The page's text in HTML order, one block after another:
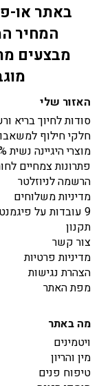
באתר או-
המחיר
מבצעים
האזור שלי
סודות לחיוך בריא
חלקי חילוף
מוצרי היגיינה נשית 100% טבעית
פתרונות צמחיים
הרשמה לניוזלטר
מדיניות משלוחים
9 עובדות על פיגמנטציה
תקנון
צור קשר
מדיניות פרטיות
הצהרת נגישות
מפת האתר
מה באתר
ויטמינים
מין והריון
טיפוח פנים